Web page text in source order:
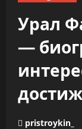
Урал
—
pristroykin_